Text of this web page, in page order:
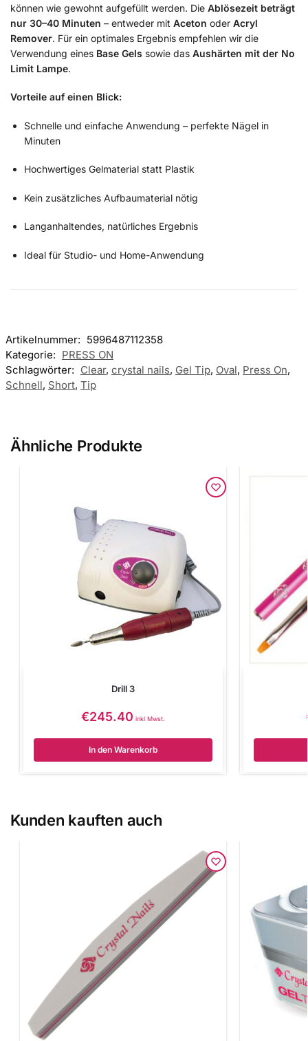
können wie gewohnt aufgefüllt werden. Die Ablösezeit beträgt
nur 30–40 Minuten – entweder mit Aceton oder Acryl
Remover. Für ein optimales Ergebnis empfehlen wir die
Verwendung eines Base Gels sowie das Aushärten mit der No
Limit Lampe.
Vorteile auf einen Blick:
Schnelle und einfache Anwendung – perfekte Nägel in
Minuten
Hochwertiges Gelmaterial statt Plastik
Kein zusätzliches Aufbaumaterial nötig
Langanhaltendes, natürliches Ergebnis
Ideal für Studio- und Home-Anwendung
Artikelnummer: 5996487112358
Kategorie: PRESS ON
Schlagwörter: Clear, crystal nails, Gel Tip, Oval, Press On,
Schnell, Short, Tip
Ähnliche Produkte
Drill 3
€245.40 inkl Mwst.
In den Warenkorb
Kunden kauften auch